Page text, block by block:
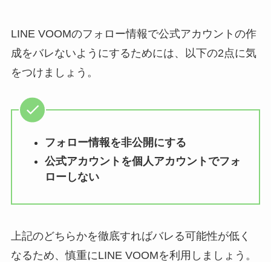
LINE VOOMのフォロー情報で公式アカウントの作
成をバレないようにするためには、以下の2点に気
をつけましょう。
フォロー情報を非公開にする
公式アカウントを個人アカウントでフォ
ローしない
上記のどちらかを徹底すればバレる可能性が低く
なるため、慎重にLINE VOOMを利用しましょう。